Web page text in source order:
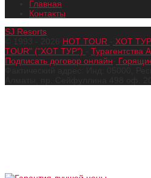
Главная
Контакты
SJ Resorts
HOT TOUR ХОТ ТУР
TOUR" ("ХОТ ТУР")
Турагентства
Подписать договор онлайн